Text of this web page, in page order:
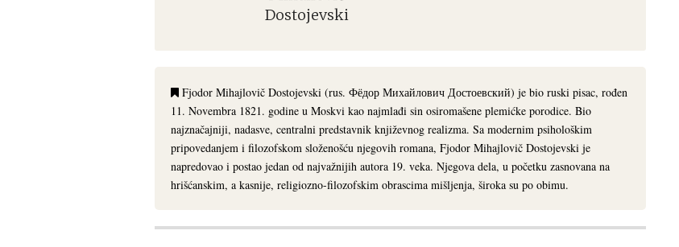
Dostojevski
Fjodor Mihajlovič Dostojevski (rus. Фёдор Михайлович Достоевский) je bio ruski pisac, rođen
11. Novembra 1821. godine u Moskvi kao najmlađi sin osiromašene plemićke porodice. Bio
najznačajniji, nadasve, centralni predstavnik književnog realizma. Sa modernim psihološkim
pripovedanjem i filozofskom složenošću njegovih romana, Fjodor Mihajlovič Dostojevski je
napredovao i postao jedan od najvažnijih autora 19. veka. Njegova dela, u početku zasnovana na
hrišćanskim, a kasnije, religiozno-filozofskim obrascima mišljenja, široka su po obimu.